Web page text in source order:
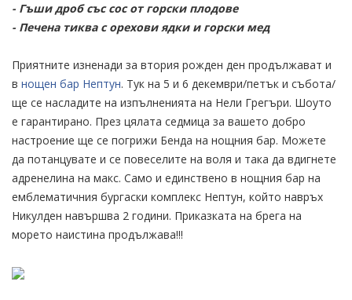
- Гъши дроб със сос от горски плодове
- Печена тиква с орехови ядки и горски мед
Приятните изненади за втория рожден ден продължават и
в нощен бар Нептун. Тук на 5 и 6 декември/петък и събота/
ще се насладите на изпълненията на Нели Грегъри. Шоуто
е гарантирано. През цялата седмица за вашето добро
настроение ще се погрижи Бенда на нощния бар. Можете
да потанцувате и се повеселите на воля и така да вдигнете
адренелина на макс. Само и единствено в нощния бар на
емблематичния бургаски комплекс Нептун, който навръх
Никулден навършва 2 години. Приказката на брега на
морето наистина продължава!!!